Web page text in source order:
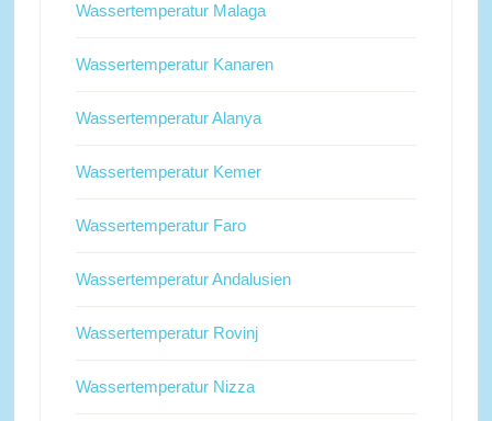
Wassertemperatur Malaga
Wassertemperatur Kanaren
Wassertemperatur Alanya
Wassertemperatur Kemer
Wassertemperatur Faro
Wassertemperatur Andalusien
Wassertemperatur Rovinj
Wassertemperatur Nizza